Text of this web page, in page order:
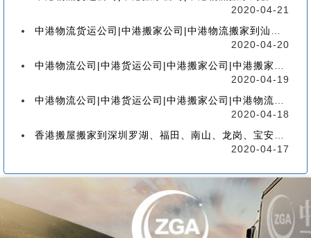
2020-04-21
中港物流货运公司|中港搬家公司|中港物流搬家到汕头的流程、联运、包装、价格、电话、标准
2020-04-20
中港物流公司|中港货运公司|中港搬家公司|中港搬家到珠海的流程、联运、包装、价格、电话
2020-04-19
中港物流公司|中港货运公司|中港搬家公司|中港物流搬家到广州的流程、联运、包装、价格
2020-04-18
香港搬屋搬家到深圳罗湖、福田、南山、龙岗、宝安、盐田、龙华、大鹏、坪山流程和价格
2020-04-17